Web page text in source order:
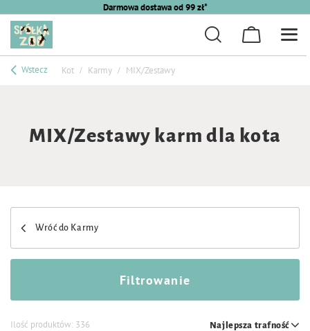
Darmowa dostawa od 99 zł*
Wstecz Kot Karmy MIX/Zestawy
MIX/Zestawy karm dla kota
Wróć do Karmy
Ilość produktów: 336 Najlepsza trafność
Filtrowanie